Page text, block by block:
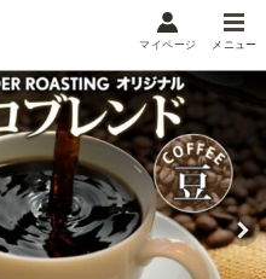
メニュー
閲覧履歴
マイページ